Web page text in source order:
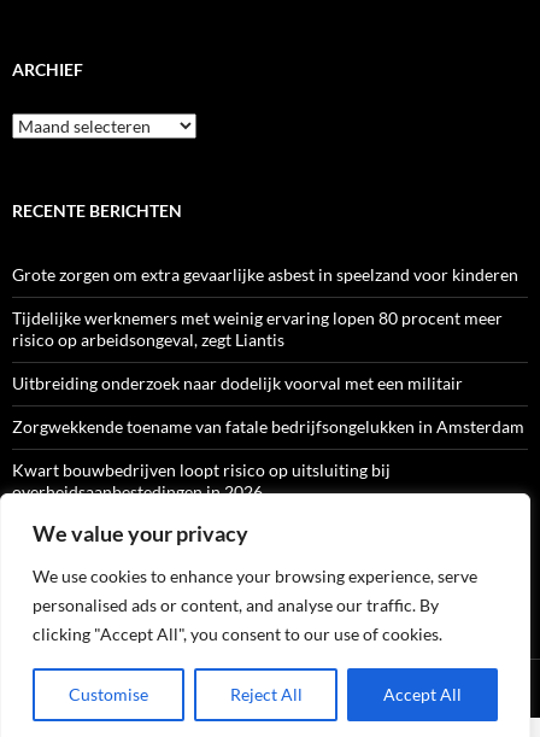
We value your privacy
We use cookies to enhance your browsing experience, serve
personalised ads or content, and analyse our traffic. By
clicking "Accept All", you consent to our use of cookies.
Customise Reject All Accept All
ARCHIEF
Archief
RECENTE BERICHTEN
Grote zorgen om extra gevaarlijke asbest in speelzand voor kinderen
Tijdelijke werknemers met weinig ervaring lopen 80 procent meer
risico op arbeidsongeval, zegt Liantis
Uitbreiding onderzoek naar dodelijk voorval met een militair
Zorgwekkende toename van fatale bedrijfsongelukken in Amsterdam
Kwart bouwbedrijven loopt risico op uitsluiting bij
overheidsaanbestedingen in 2026
ARBO-CATALOGI
Ondersteund door WordPress